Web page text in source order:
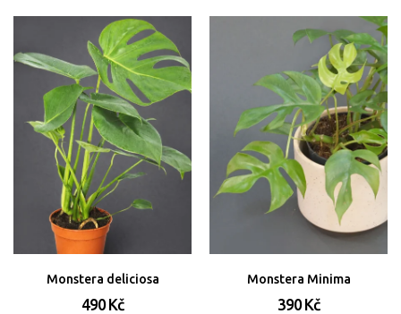
Monstera deliciosa
490 Kč
Monstera Minima
390 Kč